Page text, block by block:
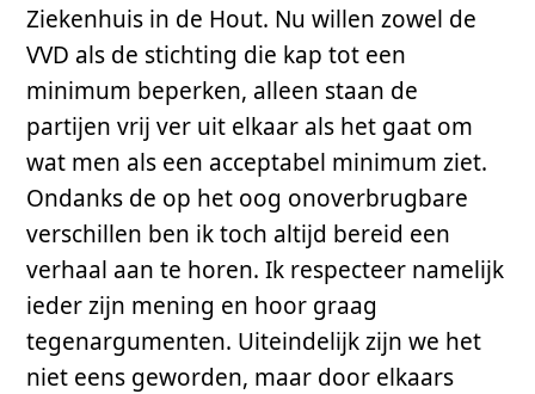
Ziekenhuis in de Hout. Nu willen zowel de
VVD als de stichting die kap tot een
minimum beperken, alleen staan de
partijen vrij ver uit elkaar als het gaat om
wat men als een acceptabel minimum ziet.
Ondanks de op het oog onoverbrugbare
verschillen ben ik toch altijd bereid een
verhaal aan te horen. Ik respecteer namelijk
ieder zijn mening en hoor graag
tegenargumenten. Uiteindelijk zijn we het
niet eens geworden, maar door elkaars